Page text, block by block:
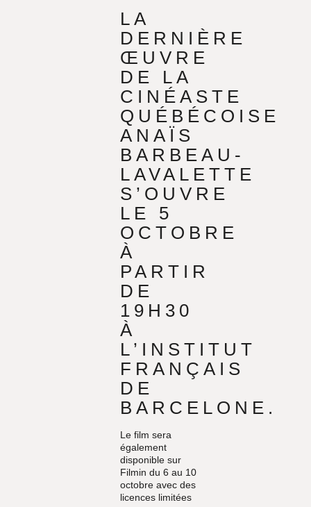
LA
DERNIÈRE
ŒUVRE
DE LA
CINÉASTE
QUÉBÉCOISE
ANAÏS
BARBEAU-
LAVALETTE
S’OUVRE
LE 5
OCTOBRE
À
PARTIR
DE
19H30
À
L’INSTITUT
FRANÇAIS
DE
BARCELONE.
Le film sera
également
disponible sur
Filmin du 6 au 10
octobre avec des
licences limitées